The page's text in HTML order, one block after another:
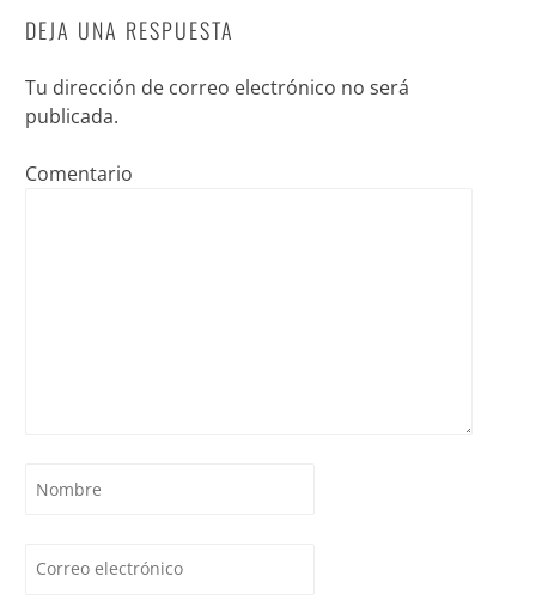
DEJA UNA RESPUESTA
Tu dirección de correo electrónico no será
publicada.
Comentario